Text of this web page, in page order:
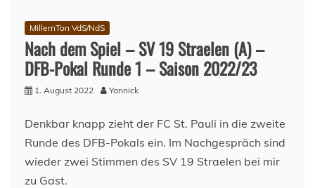
MillernTon VdS/NdS
Nach dem Spiel – SV 19 Straelen (A) –
DFB-Pokal Runde 1 – Saison 2022/23
1. August 2022 Yannick
Denkbar knapp zieht der FC St. Pauli in die zweite
Runde des DFB-Pokals ein. Im Nachgespräch sind
wieder zwei Stimmen des SV 19 Straelen bei mir
zu Gast.